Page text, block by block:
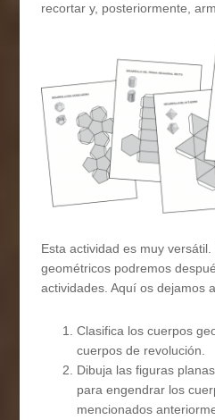
recortar y, posteriormente,
Esta actividad es muy
geométricos podremos
actividades. Aquí os dejamos
Clasifica los cuerpos
cuerpos de revolución.
Dibuja las figuras
para engendrar los
mencionados